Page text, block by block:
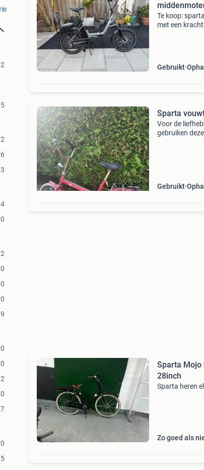
5
2
4
0
2
0
0
0
9
0
0
2
0
0
5
Te koop:
met een
Gebruikt
Sparta
Voor de
gebruiken
Gebruikt
Sparta
28inch
Sparta heren
Zo goed als